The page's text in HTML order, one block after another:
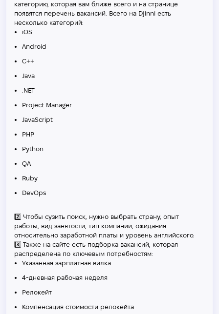
категорию, которая вам ближе всего и на странице
появятся перечень вакансий. Всего на Djinni есть
несколько категорий:
iOS
Android
C++
Java
.NET
Project Manager
JavaScript
PHP
Python
QA
Ruby
DevOps
2️⃣ Чтобы сузить поиск, нужно выбрать страну, опыт
работы, вид занятости, тип компании, ожидания
относительно заработной платы и уровень английского.
3️⃣ Также на сайте есть подборка вакансий, которая
распределена по ключевым потребностям:
Указанная зарплатная вилка
4-дневная рабочая неделя
Релокейт
Компенсация стоимости релокейта